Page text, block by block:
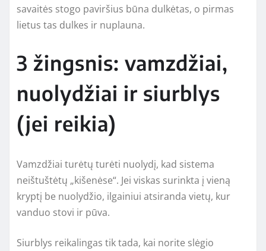
savaitės stogo paviršius būna dulkėtas, o pirmas
lietus tas dulkes ir nuplauna.
3 žingsnis: vamzdžiai,
nuolydžiai ir siurblys
(jei reikia)
Vamzdžiai turėtų turėti nuolydį, kad sistema
neištuštėtų „kišenėse“. Jei viskas surinkta į vieną
kryptį be nuolydžio, ilgainiui atsiranda vietų, kur
vanduo stovi ir pūva.
Siurblys reikalingas tik tada, kai norite slėgio